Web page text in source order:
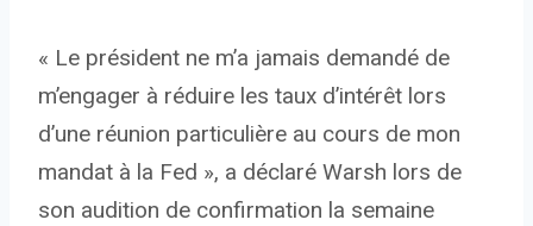
« Le président ne m’a jamais demandé de
m’engager à réduire les taux d’intérêt lors
d’une réunion particulière au cours de mon
mandat à la Fed », a déclaré Warsh lors de
son audition de confirmation la semaine